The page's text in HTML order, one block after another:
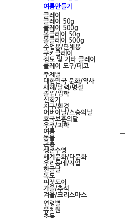
여름만들기
클레이
클레이 50g
클레이 500g
볼클레이 50g
볼클레이 500g
수업용/단체용
쿠키클레이
점토 및 기타 클레이
클레이 도구/데코
주제별
대한민국 문화/역사
새해/달력/명절
졸업/입학
신학기
지구/환경
어버이날/스승의날
호국보훈의달
우주/과학
여름
동물
곤충
생존수영
세계문화/다문화
우리동네/직업
한글날
독도
피젯토이
가을/추석
겨울/크리스마스
연령별
유치원
초등